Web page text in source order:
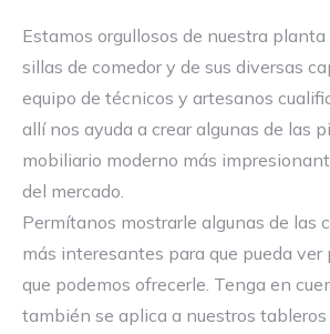
Estamos orgullosos de nuestra
sillas de comedor y de sus diversas
equipo de técnicos y artesanos
allí nos ayuda a crear algunas de las
mobiliario moderno más
del mercado.
Permítanos mostrarle algunas de las
más interesantes para que pueda ver
que podemos ofrecerle. Tenga en
también se aplica a nuestros tableros